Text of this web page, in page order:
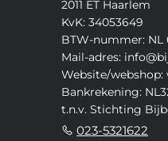
2011 ET Haarlem
KvK: 34053649
BTW-nummer: NL
Mail-adres:
Website/webshop:
Bankrekening:
t.n.v. Stichting
023-5321622